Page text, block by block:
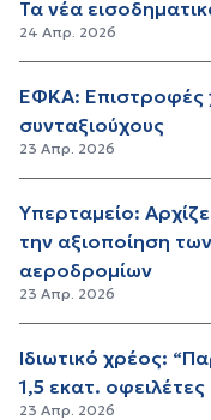
Τα νέα
24 Απρ. 2026
ΕΦΚΑ: Επιστροφές
συνταξιούχους
23 Απρ. 2026
Υπερταμείο:
την αξιοποίηση
αεροδρομίων
23 Απρ. 2026
Ιδιωτικό χρέος:
1,5 εκατ. οφειλέτες
23 Απρ. 2026